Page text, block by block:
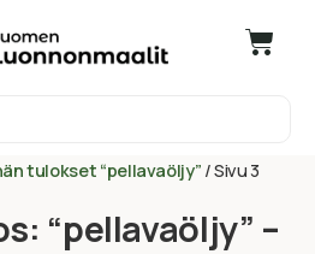
tulokset “pellavaöljy” / Sivu 3
“pellavaöljy” –